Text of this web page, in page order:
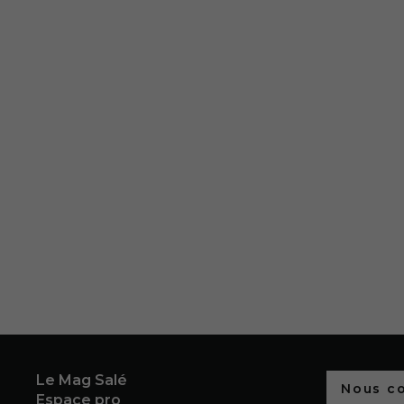
Le Mag Salé
Espace pro
Nous